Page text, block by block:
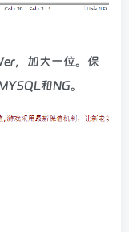
，加大一位。保
和NG。